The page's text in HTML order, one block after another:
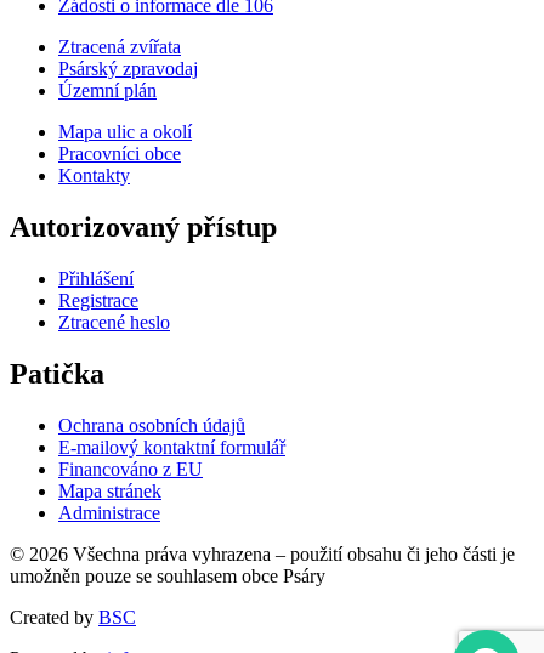
Žádosti o informace dle 106
Ztracená zvířata
Psárský zpravodaj
Územní plán
Mapa ulic a okolí
Pracovníci obce
Kontakty
Autorizovaný přístup
Přihlášení
Registrace
Ztracené heslo
Patička
Ochrana osobních údajů
E-mailový kontaktní formulář
Financováno z EU
Mapa stránek
Administrace
© 2026 Všechna práva vyhrazena – použití obsahu či jeho části je
umožněn pouze se souhlasem obce Psáry
Created by BSC